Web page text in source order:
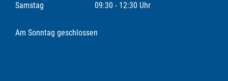
Samstag
09:30 - 12:30 Uhr
Am Sonntag geschlossen